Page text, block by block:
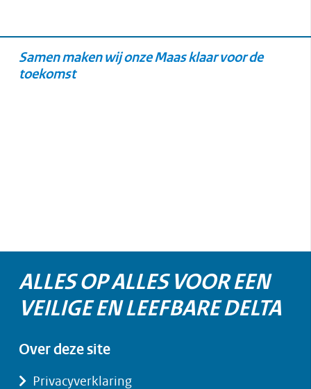
Samen maken wij onze Maas klaar voor de
toekomst
ALLES OP ALLES VOOR EEN
VEILIGE EN LEEFBARE DELTA
Over deze site
Privacyverklaring